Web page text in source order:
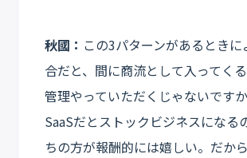
秋國： この3パターンがあるとき
合だと、間に商流として入ってく
管理やっていただくじゃないですか
SaaSだとストックビジネスになる
ちの方が報酬的には嬉しい。だか